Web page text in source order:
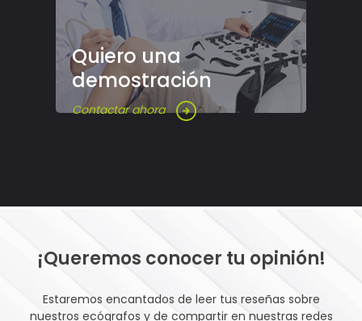
Quiero una
demostración
Contactar ahora
¡Queremos conocer tu opinión!
Estaremos encantados de leer tus reseñas sobre
nuestros ecógrafos y de compartir en nuestras redes